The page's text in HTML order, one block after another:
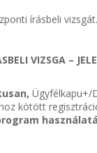
írásbeli vizsgát.
VIZSGA –
Ügyfélkapu+/
kötött